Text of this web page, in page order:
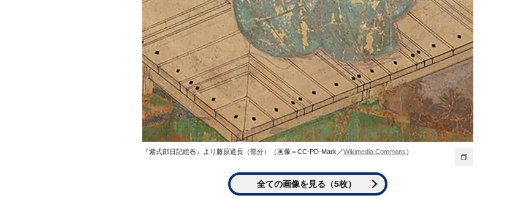
『紫式部日記絵巻』より藤原道長（部分）（画像＝CC-PD-Mark／Wikimedia Commons ）
全ての画像を見る（5枚）